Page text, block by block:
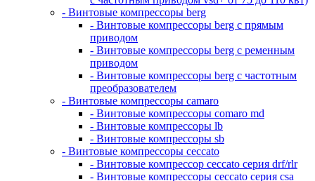
- Винтовые компрессоры berg
- Винтовые компрессоры berg с прямым
приводом
- Винтовые компрессоры berg с ременным
приводом
- Винтовые компрессоры berg с частотным
преобразователем
- Винтовые компрессоры camaro
- Винтовые компрессоры comaro md
- Винтовые компрессоры lb
- Винтовые компрессоры sb
- Винтовые компрессоры ceccato
- Винтовые компрессор ceccato серия drf/rlr
- Винтовые компрессоры ceccato серия csa